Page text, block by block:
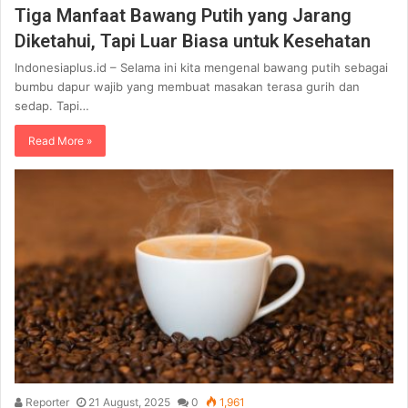
Tiga Manfaat Bawang Putih yang Jarang
Diketahui, Tapi Luar Biasa untuk Kesehatan
Indonesiaplus.id – Selama ini kita mengenal bawang putih sebagai
bumbu dapur wajib yang membuat masakan terasa gurih dan
sedap. Tapi…
Read More »
Reporter 21 August, 2025 0 1,961